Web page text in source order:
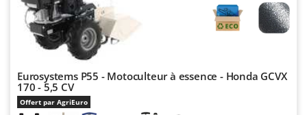
Eurosystems P55 - Motoculteur à essence - Honda GCVX
170 - 5,5 CV
Offert par AgriEuro